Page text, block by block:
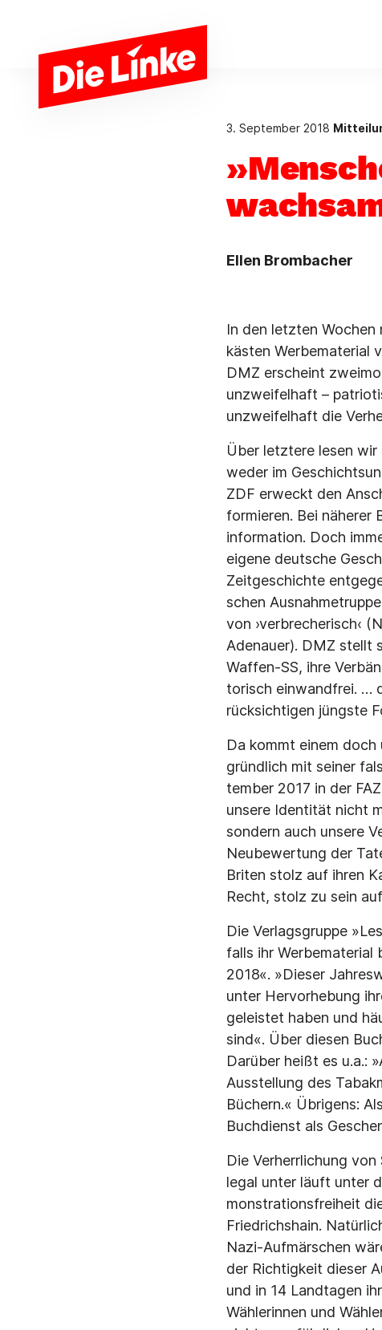
3. September 2018
Ellen Brombacher
In den letzten
kästen Werbematerial
DMZ erscheint
unzweifelhaft –
unzweifelhaft die
Über letztere lesen wir
weder im
ZDF erweckt den
formieren. Bei näherer
information. Doch
eigene deutsche
Zeitgeschichte
schen
von ›verbrecherisch‹
Adenauer). DMZ stellt
Waffen-SS, ihre
torisch einwandfrei. …
rücksichtigen jüngste
Da kommt einem doch
gründlich mit seiner
tember 2017 in der
unsere Identität nicht
sondern auch unsere
Neubewertung der
Briten stolz auf ihren
Recht, stolz zu sein
Die Verlagsgruppe
falls ihr Werbematerial
2018«. »Dieser
unter Hervorhebung
geleistet haben und
sind«. Über diesen
Darüber heißt es u.a.:
Ausstellung des
Büchern.« Übrigens:
Buchdienst als
Die Verherrlichung
legal unter läuft unter
monstrationsfreiheit
Friedrichshain.
Nazi-Aufmärschen
der Richtigkeit dieser
und in 14 Landtagen
Wählerinnen und